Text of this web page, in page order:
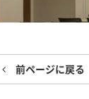
前ページに戻る